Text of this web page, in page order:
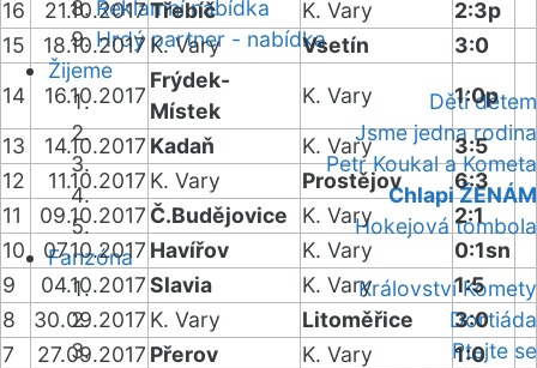
Reklamní nabídka
Hrdý partner - nabídka
Žijeme
Děti dětem
Jsme jedna rodina
Petr Koukal a Kometa
Chlapi ŽENÁM
Hokejová tombola
Fanzóna
Království Komety
Dortiáda
Ptejte se
16 21.10.2017Třebíč K. Vary
2:3p
15
18.10.2017 K. Vary Vsetín
3:0
14
16.10.2017
Frýdek-
Místek
K. Vary
1:0p
13
14.10.2017 Kadaň K. Vary
3:5
12
11.10.2017 K. Vary Prostějov
6:3
11
09.10.2017 Č.Budějovice K. Vary
2:1
10
07.10.2017 Havířov K. Vary
0:1sn
9
04.10.2017Slavia K. Vary
1:5
8
30.09.2017 K. Vary Litoměřice
3:0
7
27.09.2017 Přerov K. Vary
1:0